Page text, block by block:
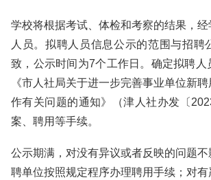
学校将根据考试、体检和考察的结果，
人员。拟聘人员信息公示的范围与招聘
致，公示时间为7个工作日。确定拟聘人
《市人社局关于进一步完善事业单位新
作有关问题的通知》（津人社办发〔
案、聘用等手续。
公示期满，对没有异议或者反映的问题
聘单位按照规定程序办理聘用手续；对